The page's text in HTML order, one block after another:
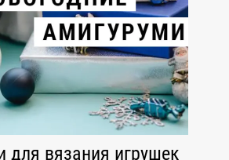
для вязания игрушек